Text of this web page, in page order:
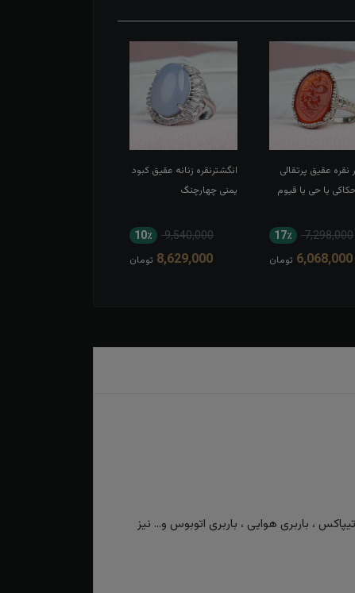
نقره عقیق پرتقالی
یا حی یا قیوم
7,298,000 17٪
6,068,000 تومان
انگشترنقره زنانه عقیق کبود
یمنی چهارچنگ
9,540,000 10٪
8,629,000 تومان
، باربری هوایی ، باربری اتوبوس و... نیز